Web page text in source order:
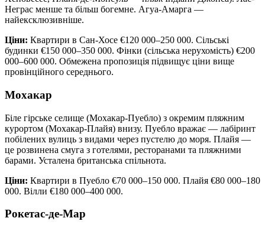
Неграс менше та більш богемне. Агуа-Амарга —
найексклюзивніше.
Ціни: Квартири в Сан-Хосе €120 000–250 000. Сільські
будинки €150 000–350 000. Фінки (сільська нерухомість) €200
000–600 000. Обмежена пропозиція підвищує ціни вище
провінційного середнього.
Мохакар
Біле гірське селище (Мохакар-Пуебло) з окремим пляжним
курортом (Мохакар-Плайя) внизу. Пуебло вражає — лабіринт
побілених вулиць з видами через пустелю до моря. Плайя —
це розвинена смуга з готелями, ресторанами та пляжними
барами. Усталена британська спільнота.
Ціни: Квартири в Пуебло €70 000–150 000. Плайя €80 000–180
000. Вілли €180 000–400 000.
Рокетас-де-Мар